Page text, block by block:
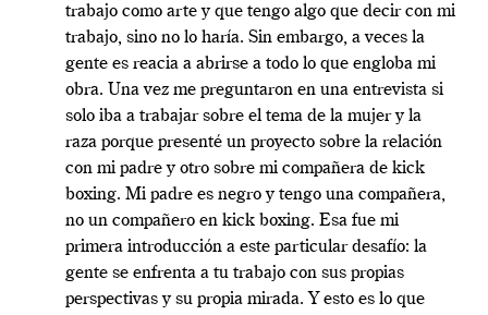
trabajo como arte y que tengo algo que decir con mi
trabajo, sino no lo haría. Sin embargo, a veces la
gente es reacia a abrirse a todo lo que engloba mi
obra. Una vez me preguntaron en una entrevista si
solo iba a trabajar sobre el tema de la mujer y la
raza porque presenté un proyecto sobre la relación
con mi padre y otro sobre mi compañera de kick
boxing. Mi padre es negro y tengo una compañera,
no un compañero en kick boxing. Esa fue mi
primera introducción a este particular desafío: la
gente se enfrenta a tu trabajo con sus propias
perspectivas y su propia mirada. Y esto es lo que